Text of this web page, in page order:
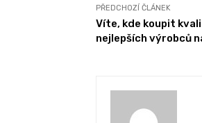
PŘEDCHOZÍ ČLÁNEK
Víte, kde koupit
nejlepších výrobců